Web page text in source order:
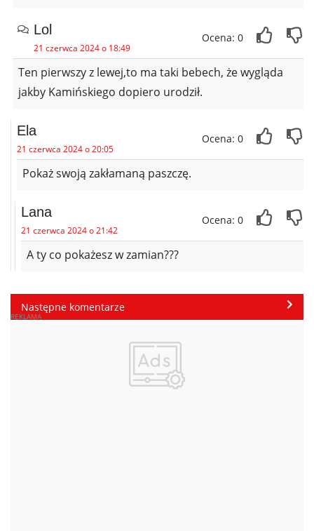
Lol
21 czerwca 2024 o 18:49
Ocena: 0
Ten pierwszy z lewej,to ma taki bebech, że wygląda
jakby Kamińskiego dopiero urodził.
Ela
21 czerwca 2024 o 20:05
Ocena: 0
Pokaż swoją zakłamaną paszczę.
Lana
21 czerwca 2024 o 21:42
Ocena: 0
A ty co pokażesz w zamian???
Następne komentarze